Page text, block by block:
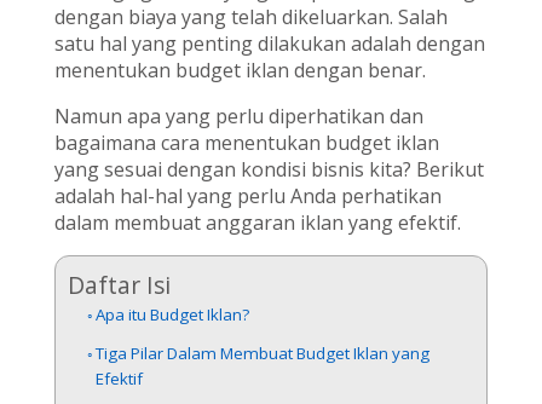
dengan biaya yang telah dikeluarkan. Salah
satu hal yang penting dilakukan adalah dengan
menentukan budget iklan dengan benar.
Namun apa yang perlu diperhatikan dan
bagaimana cara menentukan budget iklan
yang sesuai dengan kondisi bisnis kita? Berikut
adalah hal-hal yang perlu Anda perhatikan
dalam membuat anggaran iklan yang efektif.
Daftar Isi
Apa itu Budget Iklan?
Tiga Pilar Dalam Membuat Budget Iklan yang
Efektif